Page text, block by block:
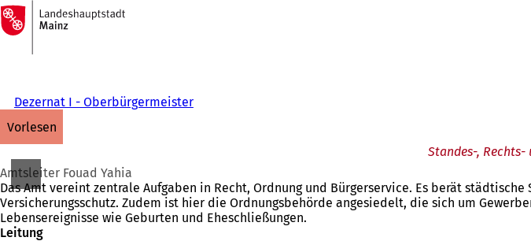
Inhalt anspringen
Zur
Startseite
Dezernat I - Oberbürgermeister
vorlesen
Standes-,
Amtsleiter Fouad Yahia
Das Amt vereint zentrale Aufgaben in Recht, Ordnung und Bürgerservice. Es berät
Versicherungsschutz. Zudem ist hier die Ordnungsbehörde angesiedelt, die sich um
Lebensereignisse wie Geburten und Eheschließungen.
Leitung